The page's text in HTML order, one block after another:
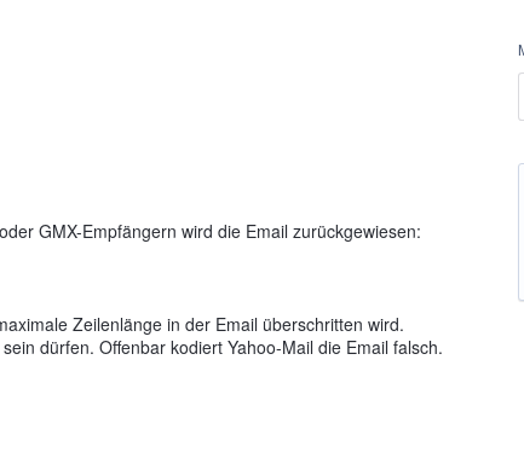
GMX-Empfängern wird die Email zurückgewiesen:
Zeilenlänge in der Email überschritten wird.
dürfen. Offenbar kodiert Yahoo-Mail die Email falsch.